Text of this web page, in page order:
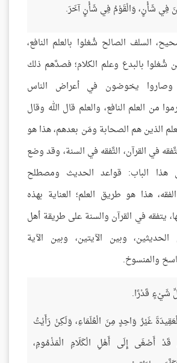
فِي شَأْنٍ، وَالْقَوْمُ فِي شَأْنٍ آخَرَ.
السلف الصالح شُغلوا بالعلم النافع،
شُغلوا بالبدع وعلم الكلام؛ فصدَّهم ذلك
يخوضون في أعراض الناس
من العلم النافع، والعلم قال الله وقال
الذين هم الصحابة ومَن بعدهم، هذا هو
في القرآن، التَّفقه في السنة، وقد وضع
هذا الباب: قواعد الحديث ومصطلح
هذا هو طريق العلم؛ العناية بهذه
يتفقه في القرآن والسنة على طريقة أهل
الحديثين، وبين الآيتين، وبين الآية
والمنسوخ.
شَيْءٍ قَدْرًا.
غَيْرُ وَاحِدٍ مِنَ الْعُلَمَاءِ، وَلَكِنْ رَأَيْتُ
أَصْغَى إِلَى أَهْلِ الْكَلَامِ الْمَذْمُومِ،